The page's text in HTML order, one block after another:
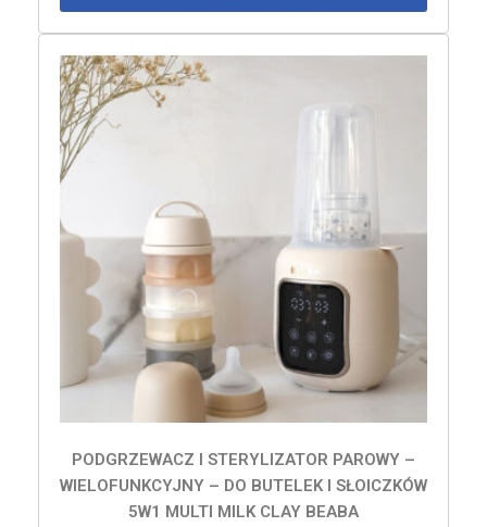
PODGRZEWACZ I STERYLIZATOR PAROWY –
WIELOFUNKCYJNY – DO BUTELEK I SŁOICZKÓW
5W1 MULTI MILK CLAY BEABA